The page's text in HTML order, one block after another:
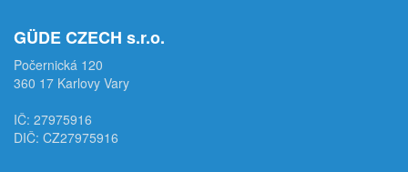
GÜDE CZECH s.r.o.
Počernická 120
360 17 Karlovy Vary
IČ: 27975916
DIČ: CZ27975916